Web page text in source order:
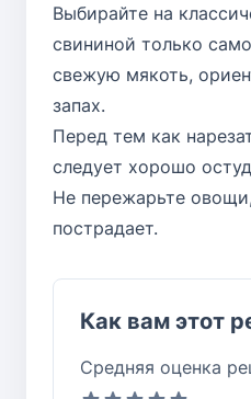
Выбирайте на
свининой только
свежую мякоть,
запах.
Перед тем как
следует хорошо
Не пережарьте
пострадает.
Как вам этот
Средняя оценка